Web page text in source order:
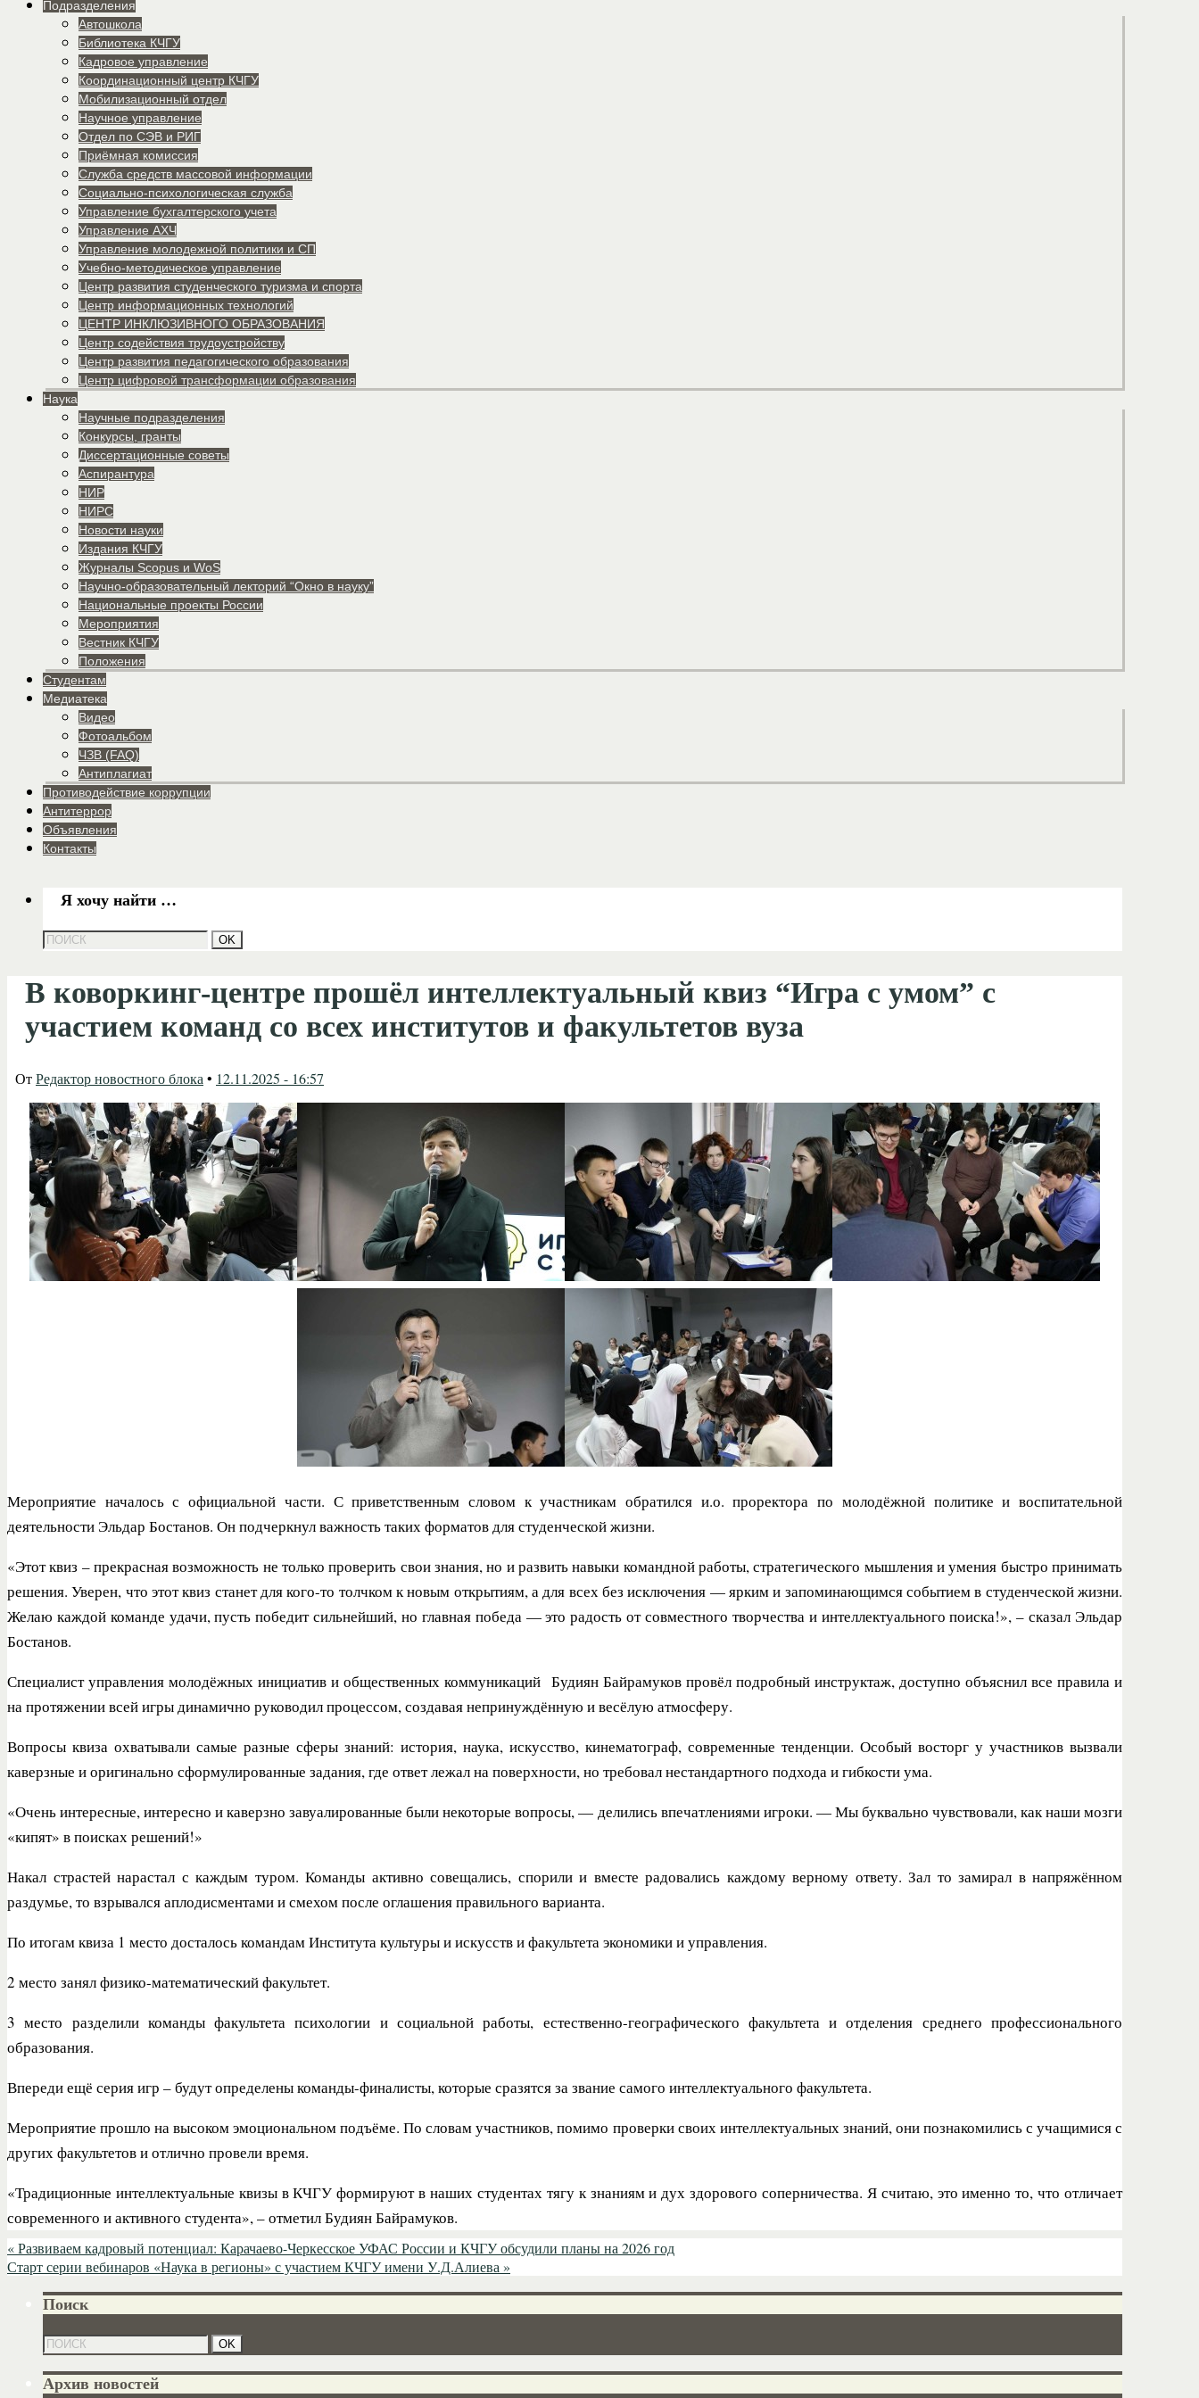
Подразделения
Автошкола
Библиотека КЧГУ
Кадровое управление
Координационный центр КЧГУ
Мобилизационный отдел
Научное управление
Отдел по СЭВ и РИГ
Приёмная комиссия
Служба средств массовой информации
Социально-психологическая служба
Управление бухгалтерского учета
Управление АХЧ
Управление молодежной политики и СП
Учебно-методическое управление
Центр развития студенческого туризма и спорта
Центр информационных технологий
ЦЕНТР ИНКЛЮЗИВНОГО ОБРАЗОВАНИЯ
Центр содействия трудоустройству
Центр развития педагогического образования
Центр цифровой трансформации образования
Наука
Научные подразделения
Конкурсы, гранты
Диссертационные советы
Аспирантура
НИР
НИРС
Новости науки
Издания КЧГУ
Журналы Scopus и WoS
Научно-образовательный лекторий “Окно в науку”
Национальные проекты России
Мероприятия
Вестник КЧГУ
Положения
Студентам
Медиатека
Видео
Фотоальбом
ЧЗВ (FAQ)
Антиплагиат
Противодействие коррупции
Антитеррор
Объявления
Контакты
Я хочу найти …
В коворкинг-центре прошёл интеллектуальный квиз “Игра с умом” с
участием команд со всех институтов и факультетов вуза
ОтРедактор новостного блока• 12.11.2025 - 16:57
Мероприятие началось с официальной части. С приветственным словом к участникам обратился и.о. проректора по молодёжной политике и воспитательной
деятельности Эльдар Бостанов. Он подчеркнул важность таких форматов для студенческой жизни.
«Этот квиз – прекрасная возможность не только проверить свои знания, но и развить навыки командной работы, стратегического мышления и умения быстро принимать
решения. Уверен, что этот квиз станет для кого-то толчком к новым открытиям, а для всех без исключения — ярким и запоминающимся событием в студенческой жизни.
Желаю каждой команде удачи, пусть победит сильнейший, но главная победа — это радость от совместного творчества и интеллектуального поиска!», – сказал Эльдар
Бостанов.
Специалист управления молодёжных инициатив и общественных коммуникаций Будиян Байрамуков провёл подробный инструктаж, доступно объяснил все правила и
на протяжении всей игры динамично руководил процессом, создавая непринуждённую и весёлую атмосферу.
Вопросы квиза охватывали самые разные сферы знаний: история, наука, искусство, кинематограф, современные тенденции. Особый восторг у участников вызвали
каверзные и оригинально сформулированные задания, где ответ лежал на поверхности, но требовал нестандартного подхода и гибкости ума.
«Очень интересные, интересно и каверзно завуалированные были некоторые вопросы, — делились впечатлениями игроки. — Мы буквально чувствовали, как наши мозги
«кипят» в поисках решений!»
Накал страстей нарастал с каждым туром. Команды активно совещались, спорили и вместе радовались каждому верному ответу. Зал то замирал в напряжённом
раздумье, то взрывался аплодисментами и смехом после оглашения правильного варианта.
По итогам квиза 1 место досталось командам Института культуры и искусств и факультета экономики и управления.
2 место занял физико-математический факультет.
3 место разделили команды факультета психологии и социальной работы, естественно-географического факультета и отделения среднего профессионального
образования.
Впереди ещё серия игр – будут определены команды-финалисты, которые сразятся за звание самого интеллектуального факультета.
Мероприятие прошло на высоком эмоциональном подъёме. По словам участников, помимо проверки своих интеллектуальных знаний, они познакомились с учащимися с
других факультетов и отлично провели время.
«Традиционные интеллектуальные квизы в КЧГУ формируют в наших студентах тягу к знаниям и дух здорового соперничества. Я считаю, это именно то, что отличает
современного и активного студента», – отметил Будиян Байрамуков.
«Развиваем кадровый потенциал: Карачаево-Черкесское УФАС России и КЧГУ обсудили планы на 2026 год
Старт серии вебинаров «Наука в регионы» с участием КЧГУ имени У.Д.Алиева »
Поиск
Архив новостей